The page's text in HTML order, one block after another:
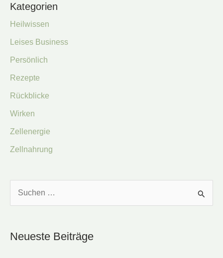
Kategorien
Heilwissen
Leises Business
Persönlich
Rezepte
Rückblicke
Wirken
Zellenergie
Zellnahrung
h
Neueste Beiträge